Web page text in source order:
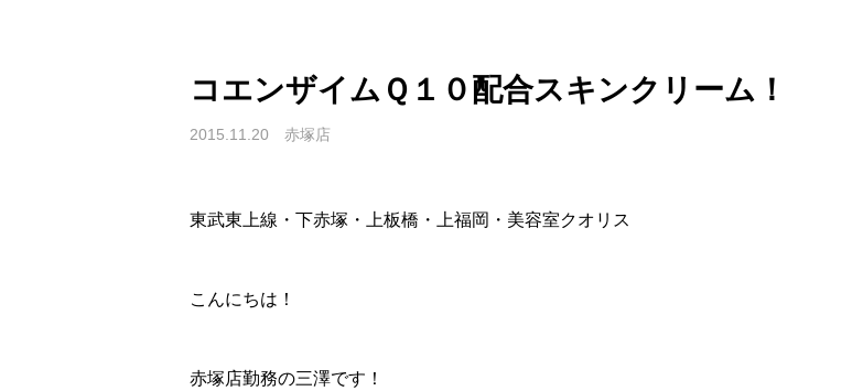
コエンザイムＱ１０配合スキンクリーム！
2015.11.20 赤塚店
東武東上線・下赤塚・上板橋・上福岡・美容室クオリス
こんにちは！
赤塚店勤務の三澤です！